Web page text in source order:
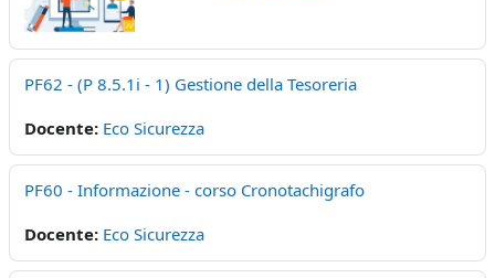
PF62 - (P 8.5.1i - 1) Gestione della Tesoreria
Docente: Eco Sicurezza
PF60 - Informazione - corso Cronotachigrafo
Docente: Eco Sicurezza